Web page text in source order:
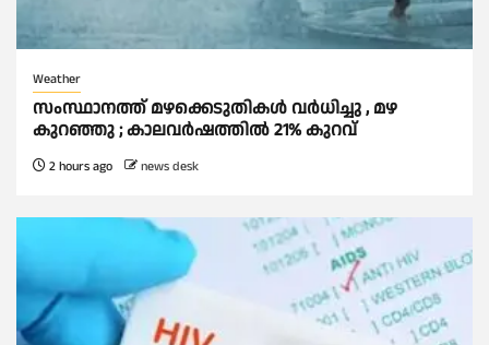
Weather
സംസ്ഥാനത്ത് മഴക്കെടുതികള്‍ വര്‍ധിച്ചു , മഴ
കുറഞ്ഞു ; കാലവര്‍ഷത്തില്‍ 21% കുറവ്
2 hours ago news desk